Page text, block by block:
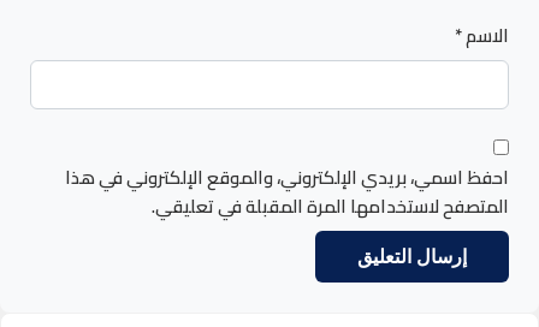
الاسم*
احفظ اسمي، بريدي الإلكتروني، والموقع الإلكتروني في هذا
المتصفح لاستخدامها المرة المقبلة في تعليقي.